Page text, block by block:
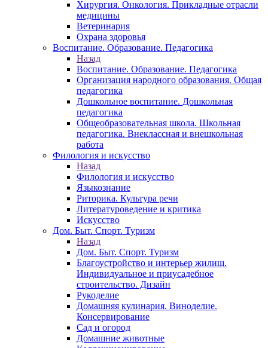
Хирургия. Онкология. Прикладные отрасли
медицины
Ветеринария
Охрана здоровья
Воспитание. Образование. Педагогика
Назад
Воспитание. Образование. Педагогика
Организация народного образования. Общая
педагогика
Дошкольное воспитание. Дошкольная
педагогика
Общеобразовательная школа. Школьная
педагогика. Внеклассная и внешкольная
работа
Филология и искусство
Назад
Филология и искусство
Языкознание
Риторика. Культура речи
Литературоведение и критика
Искусство
Дом. Быт. Спорт. Туризм
Назад
Дом. Быт. Спорт. Туризм
Благоустройство и интерьер жилищ.
Индивидуальное и приусадебное
строительство. Дизайн
Рукоделие
Домашняя кулинария. Виноделие.
Консервирование
Сад и огород
Домашние животные